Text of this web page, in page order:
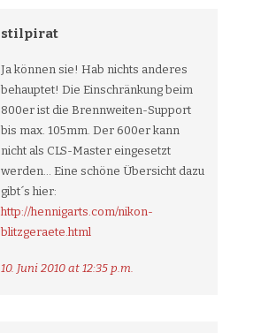
stilpirat
Ja können sie! Hab nichts anderes
behauptet! Die Einschränkung beim
800er ist die Brennweiten-Support
bis max. 105mm. Der 600er kann
nicht als CLS-Master eingesetzt
werden… Eine schöne Übersicht dazu
gibt´s hier:
http://hennigarts.com/nikon-
blitzgeraete.html
10. Juni 2010 at 12:35 p.m.